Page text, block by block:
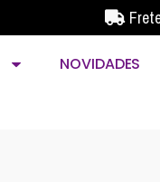
NOVIDADES